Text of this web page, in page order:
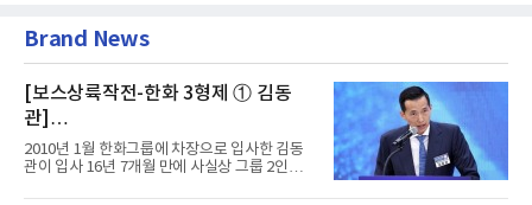
Brand News
[보스상륙작전-한화 3형제 ① 김동
관]
입사 16년 만에 수석부회장 … 경영승
계 ‘초읽기’
2010년 1월 한화그룹에 차장으로 입사한 김동
관이 입사 16년 7개월 만에 사실상 그룹 2인자